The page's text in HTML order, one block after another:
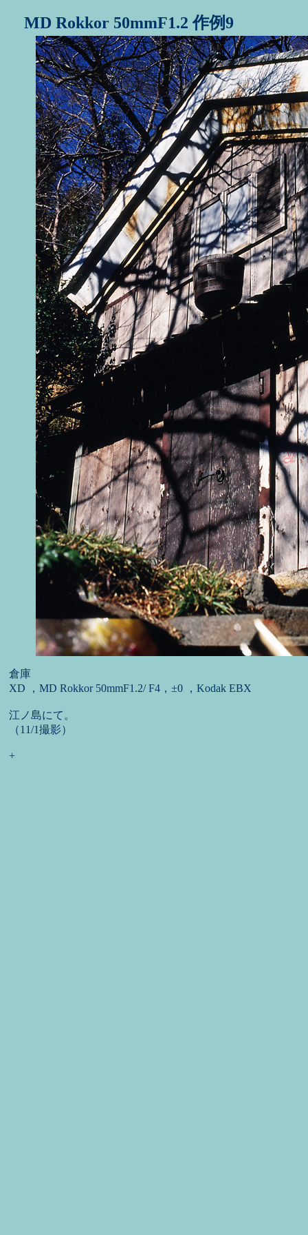
MD Rokkor 50mmF1.2 作例9
倉庫
XD ，MD Rokkor 50mmF1.2/ F4，±0 ，Kodak EBX
江ノ島にて。
（11/1撮影）
+